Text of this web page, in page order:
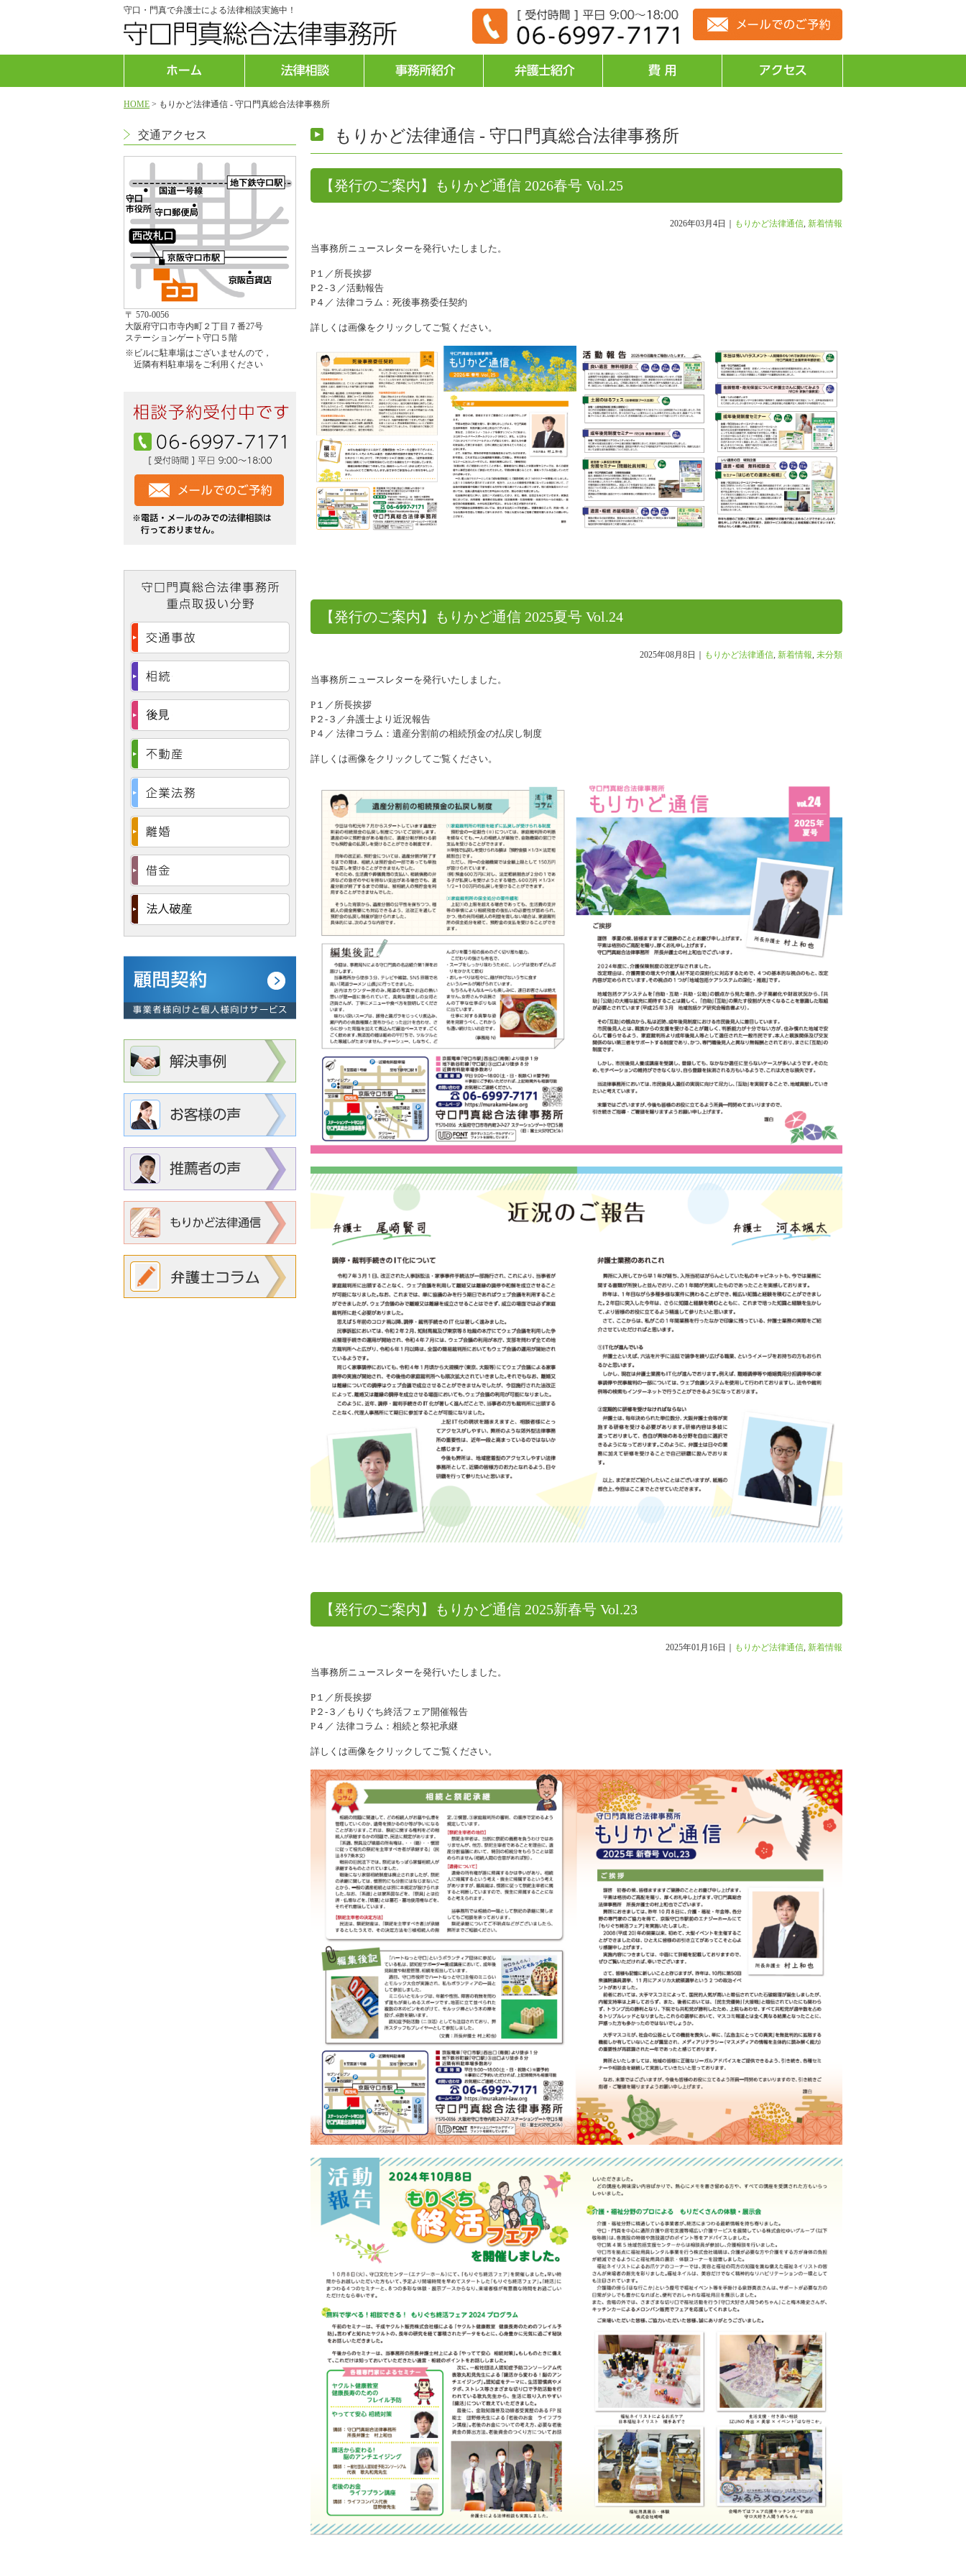
守口・門真で弁護士による法律相談実施中！
HOME > もりかど法律通信 - 守口門真総合法律事務所
交通アクセス
〒 570-0056
大阪府守口市寺内町２丁目７番27号
ステーションゲート守口５階
※ビルに駐車場はございませんので，
近隣有料駐車場をご利用ください
もりかど法律通信 - 守口門真総合法律事務所
【発行のご案内】もりかど通信 2026春号 Vol.25
2026年03月4日｜ もりかど法律通信, 新着情報
当事務所ニュースレターを発行いたしました。
P１／所長挨拶
P２-３／活動報告
P４／ 法律コラム：死後事務委任契約
詳しくは画像をクリックしてご覧ください。
【発行のご案内】もりかど通信 2025夏号 Vol.24
2025年08月8日｜ もりかど法律通信 新着情報 未分類
当事務所ニュースレターを発行いたしました。
P１／所長挨拶
P２-３／弁護士より近況報告
P４／ 法律コラム：遺産分割前の相続預金の払戻し制度
詳しくは画像をクリックしてご覧ください。
【発行のご案内】もりかど通信 2025新春号 Vol.23
2025年01月16日｜ もりかど法律通信 新着情報
当事務所ニュースレターを発行いたしました。
P１／所長挨拶
P２-３／もりぐち終活フェア開催報告
P４／ 法律コラム：相続と祭祀承継
詳しくは画像をクリックしてご覧ください。